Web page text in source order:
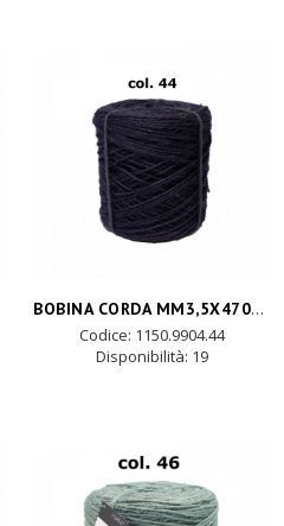
BOBINA CORDA MM3,5X470MT-blu scuro
Codice: 1150.9904.44
Disponibilità: 19